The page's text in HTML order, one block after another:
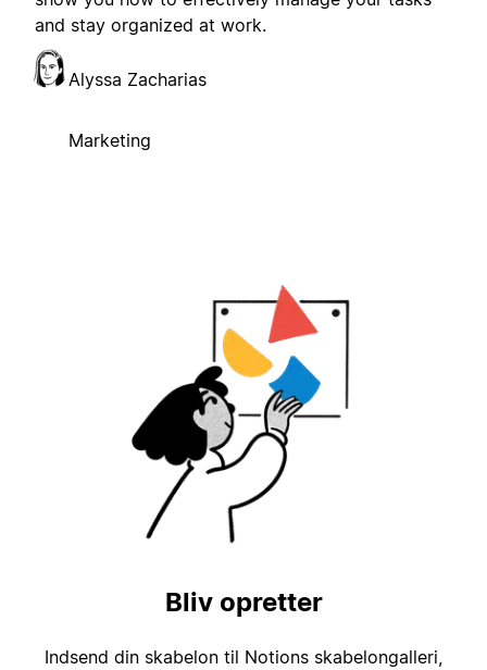
and stay organized at work.
Alyssa Zacharias
Marketing
Bliv opretter
Indsend din skabelon til Notions skabelongalleri,